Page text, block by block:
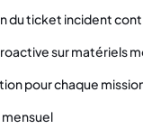
du ticket incident
sur matériels
pour chaque